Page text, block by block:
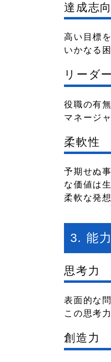
達成志向
高い目標
いかなる
リーダ
役職の有
マネージ
柔軟性
予期せぬ
な価値は
柔軟な発
3. 能
思考力
表面的な
この思考
創造力